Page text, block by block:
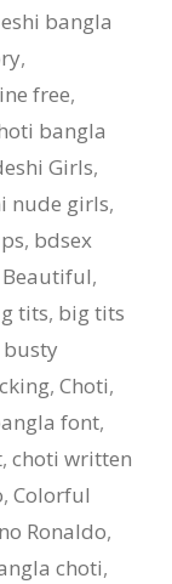
bangla
,
free,
bangla
Girls,
nude girls,
, bdsex
Beautiful,
tits, big tits
busty
, Choti,
font,
, choti written
, Colorful
Ronaldo,
choti,